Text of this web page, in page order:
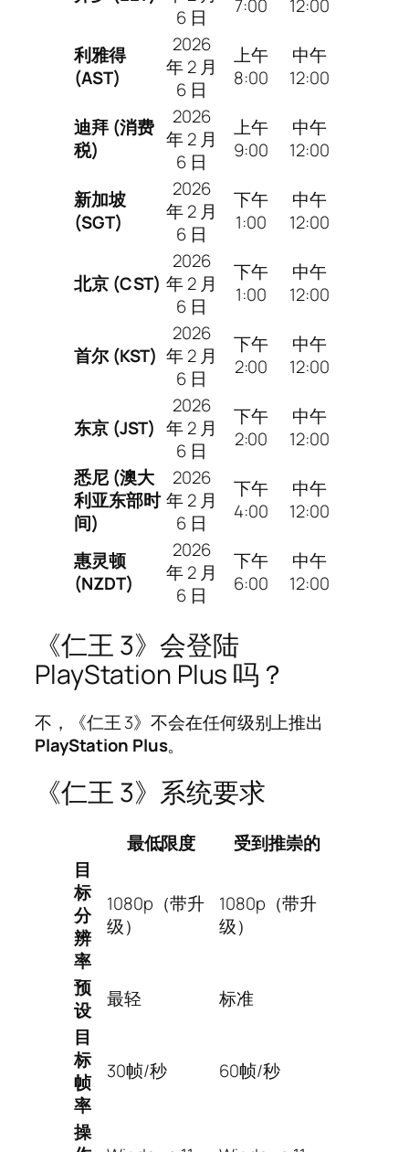
6 日
7:00
12:00
利雅得
(AST)
2026
年 2 月
6 日
上午
8:00
中午
12:00
迪拜 (消费
税)
2026
年 2 月
6 日
上午
9:00
中午
12:00
新加坡
(SGT)
2026
年 2 月
6 日
下午
1:00
中午
12:00
北京 (CST)
2026
年 2 月
6 日
下午
1:00
中午
12:00
首尔 (KST)
2026
年 2 月
6 日
下午
2:00
中午
12:00
东京 (JST)
2026
年 2 月
6 日
下午
2:00
中午
12:00
悉尼 (澳大
利亚东部时
间)
2026
年 2 月
6 日
下午
4:00
中午
12:00
惠灵顿
(NZDT)
2026
年 2 月
6 日
下午
6:00
中午
12:00
《仁王 3》会登陆
PlayStation Plus 吗？
不，《仁王 3》不会在任何级别上推出
PlayStation Plus。
《仁王 3》系统要求
最低限度
受到推崇的
目
标
分
辨
率
1080p（带升
级）
1080p（带升
级）
预
设
最轻
标准
目
标
帧
率
30帧/秒 60帧/秒
操